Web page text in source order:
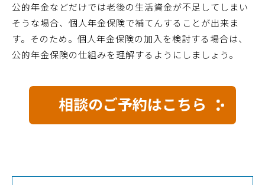
公的年金などだけでは老後の生活資金が不足してしまい
そうな場合、個人年金保険で補てんすることが出来ま
す。そのため。個人年金保険の加入を検討する場合は、
公的年金保険の仕組みを理解するようにしましょう。
相談のご予約はこちら